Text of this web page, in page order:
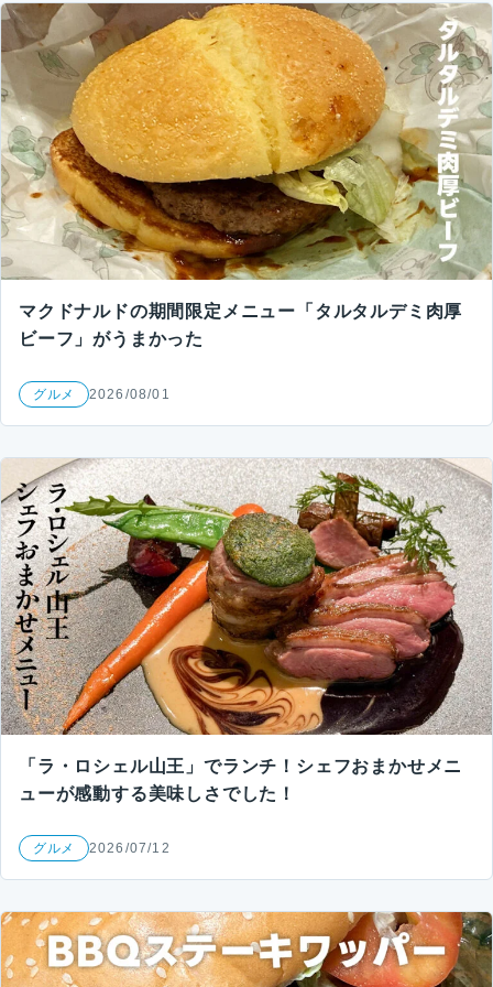
マクドナルドの期間限定メニュー「タルタルデミ肉厚
ビーフ」がうまかった
グルメ 2026/08/01
「ラ・ロシェル山王」でランチ！シェフおまかせメニ
ューが感動する美味しさでした！
グルメ 2026/07/12